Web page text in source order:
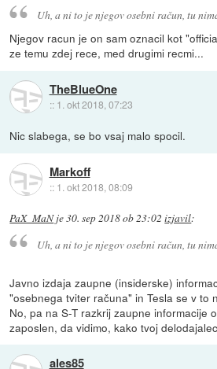
Uh, a ni to je njegov osebni račun, tu
Njegov racun je on sam oznacil kot
ze temu zdej rece, med drugimi recmi...
TheBlueOne
:: 1. okt 2018, 07:23
Nic slabega, se bo vsaj malo spocil.
Markoff
:: 1. okt 2018, 08:09
PaX_MaNje30. sep 2018 ob 23:02 izjavil:
Uh, a ni to je njegov osebni račun, tu
Javno izdaja zaupne (insiderske)
"osebnega tviter računa" in Tesla se v to
No, pa na S-T razkrij zaupne informacije
zaposlen, da vidimo, kako tvoj
ales85